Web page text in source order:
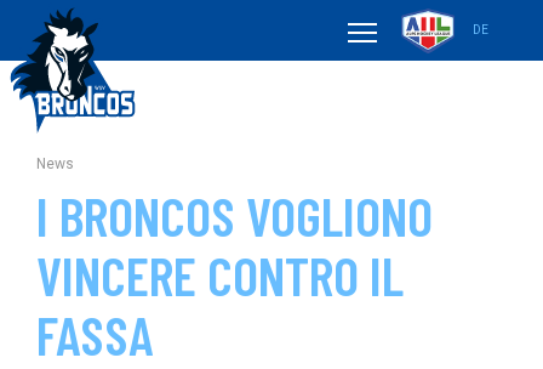
DE
News
I BRONCOS VOGLIONO
VINCERE CONTRO IL
FASSA